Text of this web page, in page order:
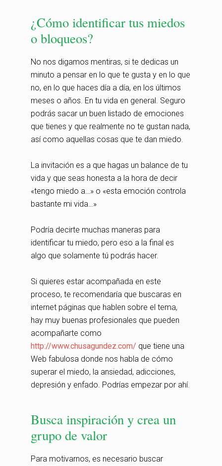
¿Cómo identificar tus miedos
o bloqueos?
No nos digamos mentiras, si te dedicas un
minuto a pensar en lo que te gusta y en lo que
no, en lo que haces día a día, en los últimos
meses o años. En tu vida en general. Seguro
podrás sacar un buen listado de emociones
que tienes y que realmente no te gustan nada,
así como aquellas cosas que te dan miedo.
La invitación es a que hagas un balance de tu
vida y que seas honesta a la hora de decir
«tengo miedo a…» o «esta emoción controla
bastante mi vida…»
Podría decirte muchas maneras para
identificar tu miedo, pero eso a la final es
algo que solamente tú podrás hacer.
Si quieres estar acompañada en este
proceso, te recomendaría que buscaras en
internet páginas que hablen sobre el tema,
hay muy buenas profesionales que pueden
acompañarte como
http://www.chusagundez.com/ que tiene una
Web fabulosa donde nos habla de cómo
superar el miedo, la ansiedad, adicciones,
depresión y enfado. Podrías empezar por ahí.
Busca inspiración y crea un
grupo de valor
Para motivarnos, es necesario buscar